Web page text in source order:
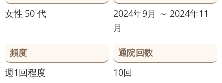
女性 50 代
2024年9月 ～ 2024年11
月
頻度
週1回程度
通院回数
10回